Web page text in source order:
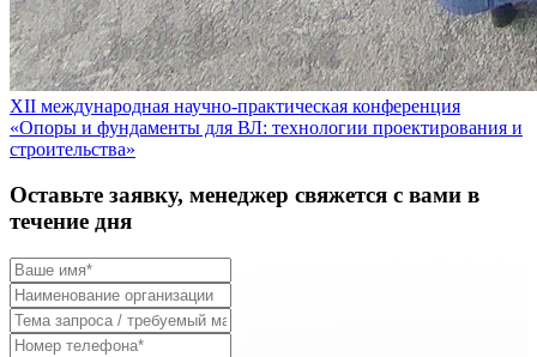
XII международная научно-практическая конференция
«Опоры и фундаменты для ВЛ: технологии проектирования и
строительства»
Оставьте заявку, менеджер свяжется с вами в
течение дня